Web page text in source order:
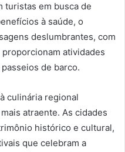
turistas em busca de
à saúde, o
deslumbrantes, com
atividades
de barco.
culinária regional
atraente. As cidades
histórico e cultural,
que celebram a